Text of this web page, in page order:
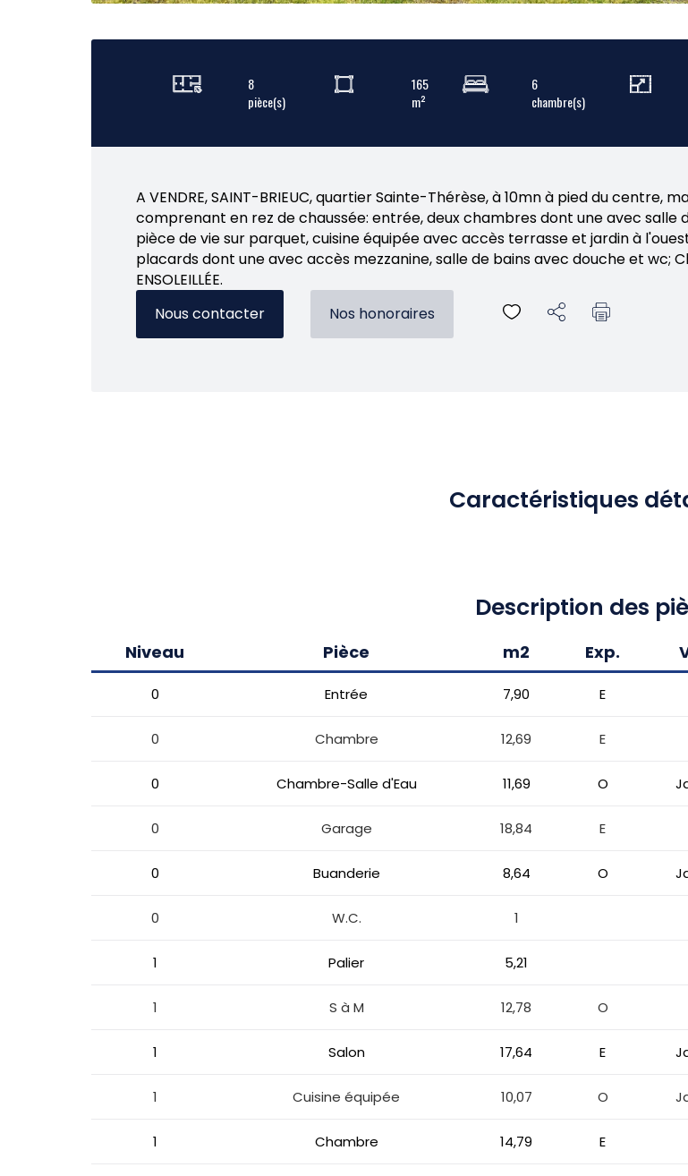
8
pièce(s)
165
m²
6
chambre(s)
A VENDRE, SAINT-BRIEUC, quartier Sainte-Thérèse, à 10mn à pied du centre,
comprenant en rez de chaussée: entrée, deux chambres dont une avec salle
pièce de vie sur parquet, cuisine équipée avec accès terrasse et jardin à
placards dont une avec accès mezzanine, salle de bains avec douche et wc;
ENSOLEILLÉE.
Nous contacter
Nos honoraires
Caractéristiques
Description des
Niveau Pièce m2 Exp.
0 Entrée 7,90 E
0 Chambre 12,69 E
0 Chambre-Salle d'Eau 11,69 O
0 Garage 18,84 E
0 Buanderie 8,64 O
0 W.C. 1
1 Palier 5,21
1 S à M 12,78 O
1 Salon 17,64 E
1 Cuisine équipée 10,07 O
1 Chambre 14,79 E